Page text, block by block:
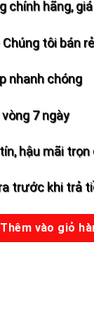
chính hãng,
Chúng tôi bán
nhanh chóng
7 ngày
hậu mãi
trước khi trả
GD160 số lượng
Thêm vào giỏ